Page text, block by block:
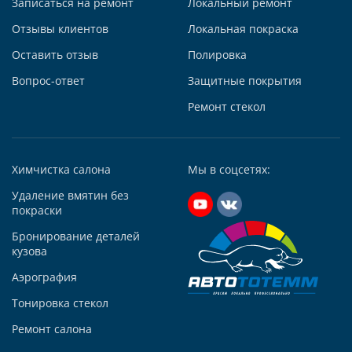
121059, г. Москва, ул. Киевская, д. 14, стр. 3
+7 (495) 927-56-51
Telegram
Заказать звонок
Построить маршрут
Автосервис АвтоТОТЕММ на Варшавке
Отзывы клиентов
Оставить отзыв
Вопрос-ответ
Локальная покраска
Полировка
Защитные покрытия
Ремонт стекол
Химчистка салона
Удаление вмятин без
покраски
Бронирование деталей
кузова
Аэрография
Тонировка стекол
Ремонт салона
Мы в соцсетях: